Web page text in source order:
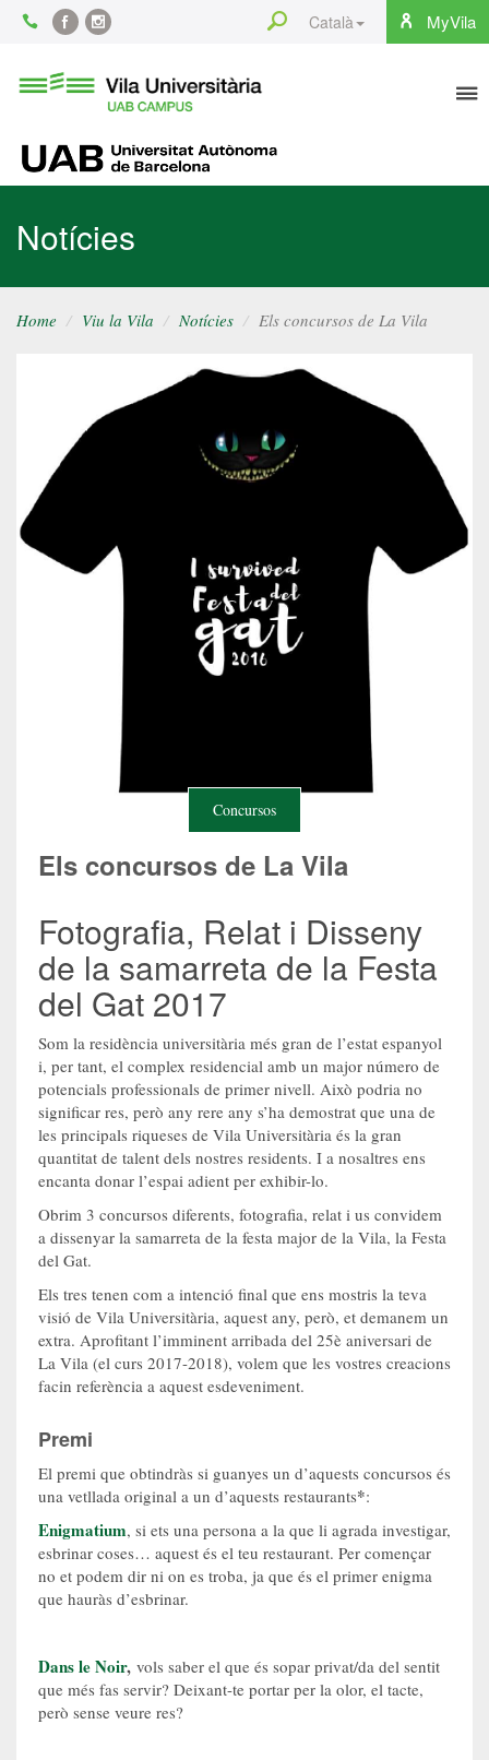
Content FacebookInstagram MyVila
Català
Search
Universitària
UAB
Notícies
Home Viu la Vila Notícies Els concursos de La Vila
Concursos
Els concursos de La Vila
Fotografia, Relat i Disseny
de la samarreta de la Festa
del Gat 2017
Som la residència universitària més gran de l’estat espanyol
i, per tant, el complex residencial amb un major número de
potencials professionals de primer nivell. Això podria no
significar res, però any rere any s’ha demostrat que una de
les principals riqueses de Vila Universitària és la gran
quantitat de talent dels nostres residents. I a nosaltres ens
encanta donar l’espai adient per exhibir-lo.
Obrim 3 concursos diferents, fotografia, relat i us convidem
a dissenyar la samarreta de la festa major de la Vila, la Festa
del Gat.
Els tres tenen com a intenció final que ens mostris la teva
visió de Vila Universitària, aquest any, però, et demanem un
extra. Aprofitant l’imminent arribada del 25è aniversari de
La Vila (el curs 2017-2018), volem que les vostres creacions
facin referència a aquest esdeveniment.
Premi
El premi que obtindràs si guanyes un d’aquests concursos és
una vetllada original a un d’aquests restaurants*:
Enigmatium, si ets una persona a la que li agrada investigar,
esbrinar coses… aquest és el teu restaurant. Per començar
no et podem dir ni on es troba, ja que és el primer enigma
que hauràs d’esbrinar.
Dans le Noir, vols saber el que és sopar privat/da del sentit
que més fas servir? Deixant-te portar per la olor, el tacte,
però sense veure res?